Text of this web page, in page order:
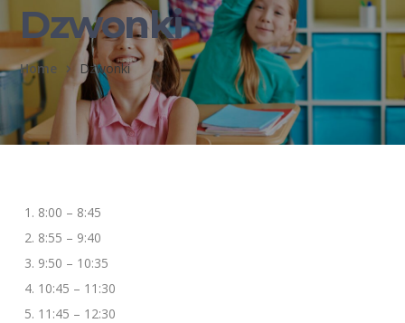
Dzwonki
Home Dzwonki
8:00 – 8:45
8:55 – 9:40
9:50 – 10:35
10:45 – 11:30
11:45 – 12:30